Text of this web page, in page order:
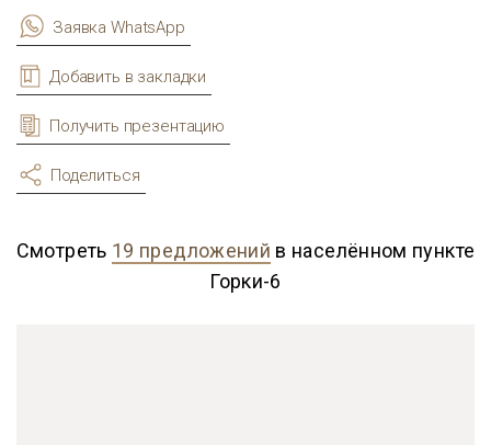
Заявка WhatsApp
Добавить в закладки
Получить презентацию
Поделиться
Смотреть 19 предложений в населённом пункте
Горки-6